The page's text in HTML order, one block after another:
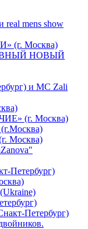
mens show
(г. Москва)
НОВЫЙ
и MC Zali
(г. Москва)
Москва)
Петербург)
Петербург)